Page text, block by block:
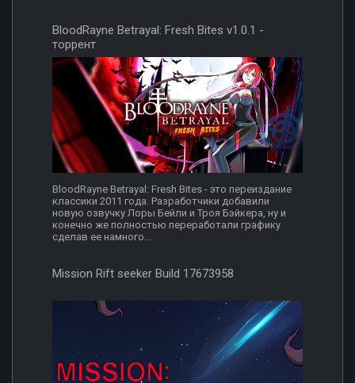
BloodRayne Betrayal: Fresh Bites v1.0.1 -
торрент
BloodRayne Betrayal: Fresh Bites - это переиздание
классики 2011 года. Разработчики добавили
новую озвучку Лоры Бейли и Троя Бэйкера, ну и
конечно же полностью переработали графику
сделав ее намного...
Mission Rift seeker Build 17673958